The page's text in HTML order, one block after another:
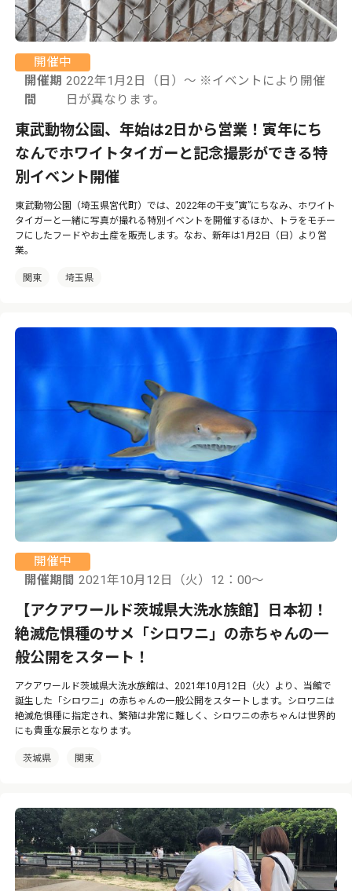
開催中
開催期
間
2022年1月2日（日）〜 ※イベントにより開催
日が異なります。
東武動物公園、年始は2日から営業！寅年にち
なんでホワイトタイガーと記念撮影ができる特
別イベント開催
東武動物公園（埼玉県宮代町）では、2022年の干支”寅”にちなみ、ホワイト
タイガーと一緒に写真が撮れる特別イベントを開催するほか、トラをモチー
フにしたフードやお土産を販売します。なお、新年は1月2日（日）より営
業。
関東 埼玉県
開催中
開催期間 2021年10月12日（火）12：00〜
【アクアワールド茨城県大洗水族館】日本初！
絶滅危惧種のサメ「シロワニ」の赤ちゃんの一
般公開をスタート！
アクアワールド茨城県大洗水族館は、2021年10月12日（火）より、当館で
誕生した「シロワニ」の赤ちゃんの一般公開をスタートします。シロワニは
絶滅危惧種に指定され、繁殖は非常に難しく、シロワニの赤ちゃんは世界的
にも貴重な展示となります。
茨城県 関東